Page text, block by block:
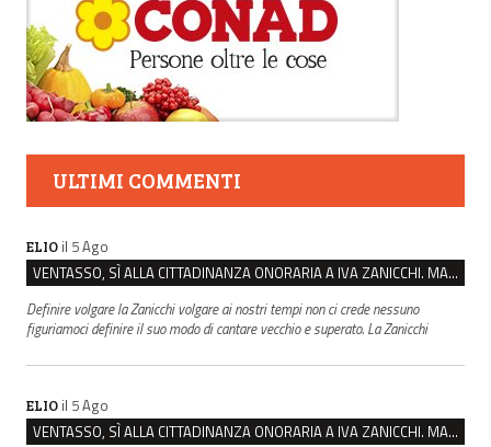
ULTIMI COMMENTI
ELIO il 5 Ago
VENTASSO, SÌ ALLA CITTADINANZA ONORARIA A IVA ZANICCHI. MA BARGIACCHI: “È DI PESSIMO GUSTO”
Definire volgare la Zanicchi volgare ai nostri tempi non ci crede nessuno
figuriamoci definire il suo modo di cantare vecchio e superato. La Zanicchi
ELIO il 5 Ago
VENTASSO, SÌ ALLA CITTADINANZA ONORARIA A IVA ZANICCHI. MA BARGIACCHI: “È DI PESSIMO GUSTO”